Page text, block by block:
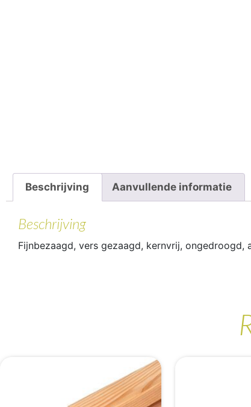
Beschrijving Aanvullende informatie
Beschrijving
Fijnbezaagd, vers gezaagd, kernvrij,